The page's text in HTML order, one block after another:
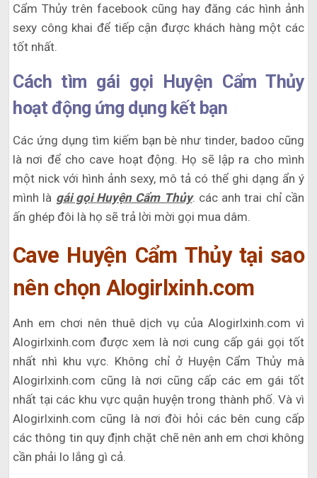
Cẩm Thủy trên facebook cũng hay đăng các hình ảnh
sexy công khai để tiếp cận được khách hàng một các
tốt nhất.
Cách tìm gái gọi Huyện Cẩm Thủy
hoạt động ứng dụng kết bạn
Các ứng dụng tìm kiếm bạn bè như tinder, badoo cũng
là nơi để cho cave hoạt động. Họ sẽ lập ra cho mình
một nick với hình ảnh sexy, mô tả có thể ghi dạng ẩn ý
mình là gái gọi Huyện Cẩm Thủy. các anh trai chỉ cần
ấn ghép đôi là họ sẽ trả lời mời gọi mua dâm.
Cave Huyện Cẩm Thủy tại sao
nên chọn Alogirlxinh.com
Anh em chơi nên thuê dịch vụ của Alogirlxinh.com vì
Alogirlxinh.com được xem là nơi cung cấp gái gọi tốt
nhất nhì khu vực. Không chỉ ở Huyện Cẩm Thủy mà
Alogirlxinh.com cũng là nơi cũng cấp các em gái tốt
nhất tại các khu vực quận huyện trong thành phố. Và vì
Alogirlxinh.com cũng là nơi đòi hỏi các bên cung cấp
các thông tin quy định chặt chẽ nên anh em chơi không
cần phải lo lắng gì cả.